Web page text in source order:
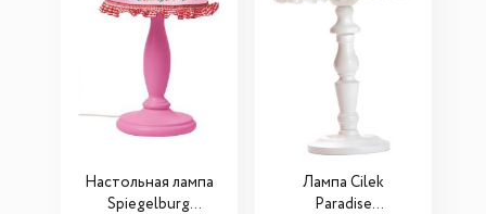
Настольная лампа
Spiegelburg
Лампа Cilek
Paradise